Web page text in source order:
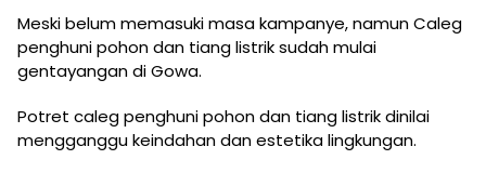
Meski belum memasuki masa kampanye, namun Caleg
penghuni pohon dan tiang listrik sudah mulai
gentayangan di Gowa.
Potret caleg penghuni pohon dan tiang listrik dinilai
mengganggu keindahan dan estetika lingkungan.